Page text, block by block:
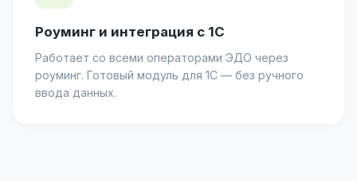
Роуминг и интеграция с 1С
Работает со всеми операторами ЭДО через
роуминг. Готовый модуль для 1С — без ручного
ввода данных.